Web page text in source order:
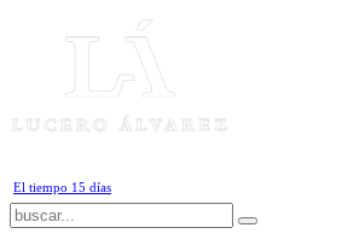
El tiempo 15 días